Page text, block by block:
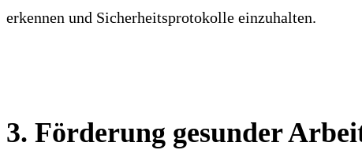
erkennen und Sicherheitsprotokolle einzuhalten.
3. Förderung gesunder